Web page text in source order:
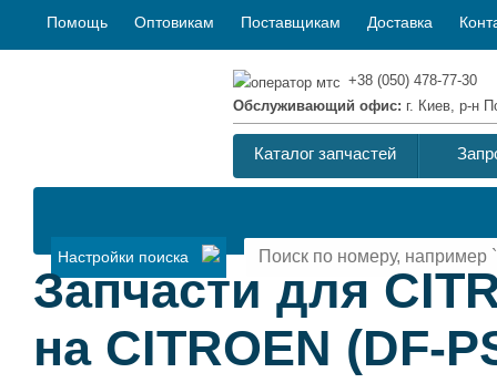
Помощь Оптовикам Поставщикам Доставка
+38 (050) 478-77-30
Обслуживающий офис: г. Киев, р-н
Каталог запчастей
Настройки поиска
Запчасти для
на CITROEN (DF-